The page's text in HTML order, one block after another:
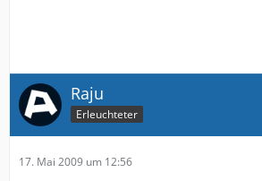
Raju
Erleuchteter
17. Mai 2009 um 12:56